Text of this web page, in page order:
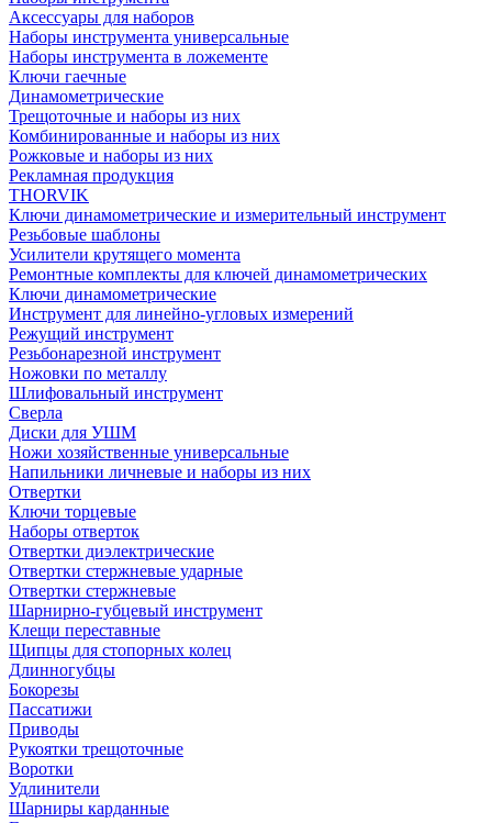
Аксессуары для наборов
Наборы инструмента универсальные
Наборы инструмента в ложементе
Ключи гаечные
Динамометрические
Трещоточные и наборы из них
Комбинированные и наборы из них
Рожковые и наборы из них
Рекламная продукция
THORVIK
Ключи динамометрические и измерительный инструмент
Резьбовые шаблоны
Усилители крутящего момента
Ремонтные комплекты для ключей динамометрических
Ключи динамометрические
Инструмент для линейно-угловых измерений
Режущий инструмент
Резьбонарезной инструмент
Ножовки по металлу
Шлифовальный инструмент
Сверла
Диски для УШМ
Ножи хозяйственные универсальные
Напильники личневые и наборы из них
Отвертки
Ключи торцевые
Наборы отверток
Отвертки диэлектрические
Отвертки стержневые ударные
Отвертки стержневые
Шарнирно-губцевый инструмент
Клещи переставные
Щипцы для стопорных колец
Длинногубцы
Бокорезы
Пассатижи
Приводы
Рукоятки трещоточные
Воротки
Удлинители
Шарниры карданные